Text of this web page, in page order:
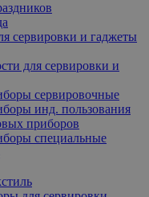
сервировки и гаджеты
для сервировки и
сервировочные
инд. пользования
приборов
специальные